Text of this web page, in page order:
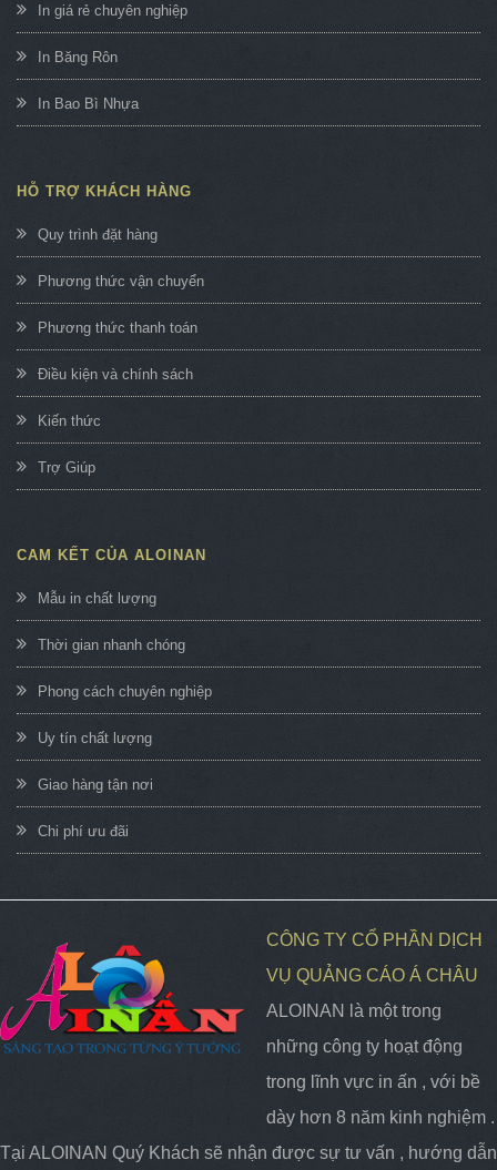
In giá rẻ chuyên nghiệp
In Băng Rôn
In Bao Bì Nhựa
HỖ TRỢ KHÁCH HÀNG
Quy trình đặt hàng
Phương thức vận chuyển
Phương thức thanh toán
Điều kiện và chính sách
Kiến thức
Trợ Giúp
CAM KẾT CỦA ALOINAN
Mẫu in chất lượng
Thời gian nhanh chóng
Phong cách chuyên nghiệp
Uy tín chất lượng
Giao hàng tận nơi
Chi phí ưu đãi
CÔNG TY CỔ PHẦN DỊCH
VỤ QUẢNG CÁO Á CHÂU
ALOINAN là một trong
những công ty hoạt động
trong lĩnh vực in ấn , với bề
dày hơn 8 năm kinh nghiệm .
Tại ALOINAN Quý Khách sẽ nhận được sự tư vấn , hướng dẫn